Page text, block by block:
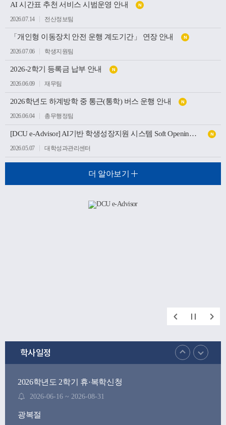
AI 시간표 추천 서비스 시범운영 안내 N
2026.07.14 전산정보팀
「개인형 이동장치 안전 운행 계도기간」 연장 안내 N
2026.07.06 학생지원팀
2026-2학기 등록금 납부 안내 N
2026.06.09 재무팀
2026학년도 하계방학 중 통근(통학) 버스 운행 안내 N
2026.06.04 총무행정팀
[DCU e-Advisor] AI기반 학생성장지원 시스템 Soft Opening(가오픈) 안내 N
2026.05.07 대학성과관리센터
더 알아보기
학사일정
2026학년도 2학기 휴·복학신청
2026-06-16 ~ 2026-08-31
광복절